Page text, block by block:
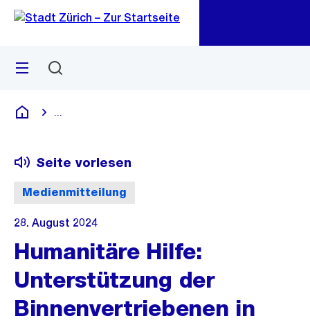
Navigation
Sprunglink
Menü
Deutsch
Medienmitteilung
Seite vorlesen
28. August 2024
Humanitäre Hilfe:
Unterstützung der
Binnenvertriebenen in